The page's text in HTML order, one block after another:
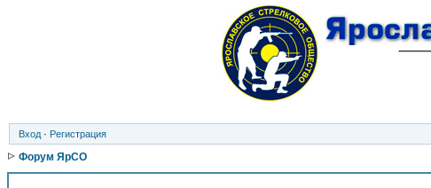
Вход · Регистрация
Форум ЯрСО